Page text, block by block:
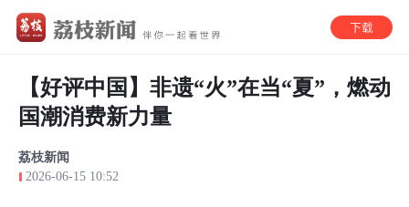
【好评中国】非遗“火”在当“夏”，燃动
国潮消费新力量
荔枝新闻
2026-06-15 10:52